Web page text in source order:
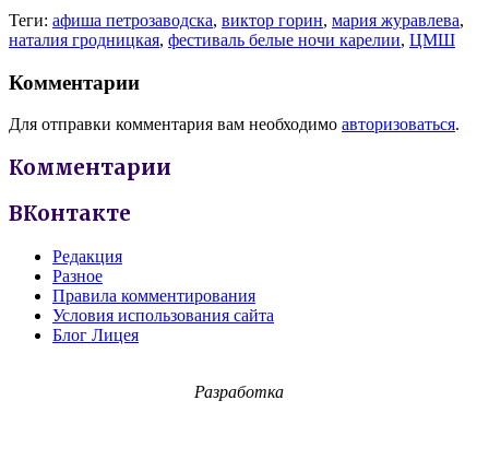
Теги: афиша петрозаводска, виктор горин, мария журавлева,
наталия гродницкая, фестиваль белые ночи карелии, ЦМШ
Комментарии
Для отправки комментария вам необходимо авторизоваться.
Комментарии
ВКонтакте
Редакция
Разное
Правила комментирования
Условия использования сайта
Блог Лицея
Разработка